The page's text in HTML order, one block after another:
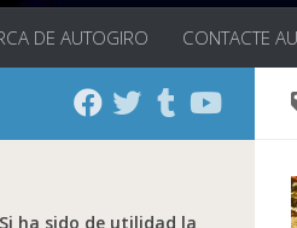
DE AUTOGIRO CONTACTE
Si ha sido de utilidad la